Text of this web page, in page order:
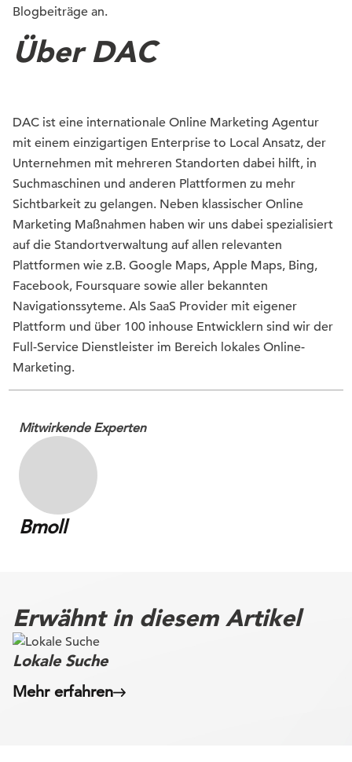
Blogbeiträge an.
Über DAC
DAC ist eine internationale Online Marketing Agentur
mit einem einzigartigen Enterprise to Local Ansatz, der
Unternehmen mit mehreren Standorten dabei hilft, in
Suchmaschinen und anderen Plattformen zu mehr
Sichtbarkeit zu gelangen. Neben klassischer Online
Marketing Maßnahmen haben wir uns dabei spezialisiert
auf die Standortverwaltung auf allen relevanten
Plattformen wie z.B. Google Maps, Apple Maps, Bing,
Facebook, Foursquare sowie aller bekannten
Navigationssyteme. Als SaaS Provider mit eigener
Plattform und über 100 inhouse Entwicklern sind wir der
Full-Service Dienstleister im Bereich lokales Online-
Marketing.
Mitwirkende Experten
Bmoll
Erwähnt in diesem Artikel
Lokale Suche
Mehr erfahren